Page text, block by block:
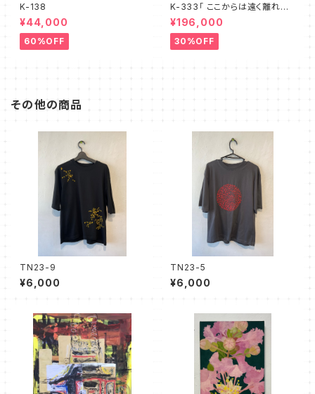
K-138
¥44,000
60%OFF
K-333「 ここからは遠く離れた、
地球という惑星での出来事」
¥196,000
30%OFF
その他の商品
TN23-9
¥6,000
TN23-5
¥6,000